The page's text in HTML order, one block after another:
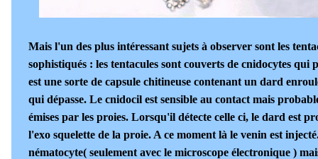
Mais l'un des plus intéressant sujets à observer sont les
sophistiqués : les tentacules sont couverts de cnidocytes qui
est une sorte de capsule chitineuse contenant un dard
qui dépasse. Le cnidocil est sensible au contact mais
émises par les proies. Lorsqu'il détecte celle ci, le dard est
l'exo squelette de la proie. A ce moment là le venin est
nématocyte( seulement avec le microscope électronique )